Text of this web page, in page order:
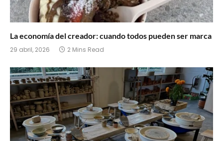
La economía del creador: cuando todos pueden ser marca
29 abril, 2026 2 Mins Read